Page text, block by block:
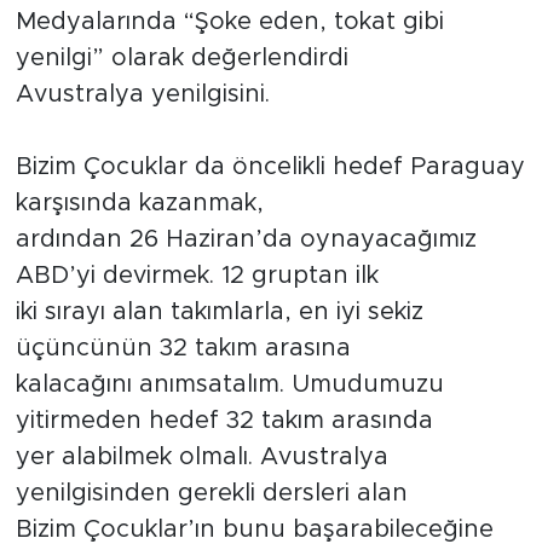
Medyalarında “Şoke eden, tokat gibi
yenilgi” olarak değerlendirdi
Avustralya yenilgisini.
Bizim Çocuklar da öncelikli hedef Paraguay
karşısında kazanmak,
ardından 26 Haziran’da oynayacağımız
ABD’yi devirmek. 12 gruptan ilk
iki sırayı alan takımlarla, en iyi sekiz
üçüncünün 32 takım arasına
kalacağını anımsatalım. Umudumuzu
yitirmeden hedef 32 takım arasında
yer alabilmek olmalı. Avustralya
yenilgisinden gerekli dersleri alan
Bizim Çocuklar’ın bunu başarabileceğine